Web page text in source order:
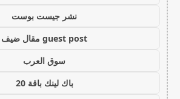
نشر جيست بوست
guest post مقال ضيف
سوق العرب
باك لينك باقة 20